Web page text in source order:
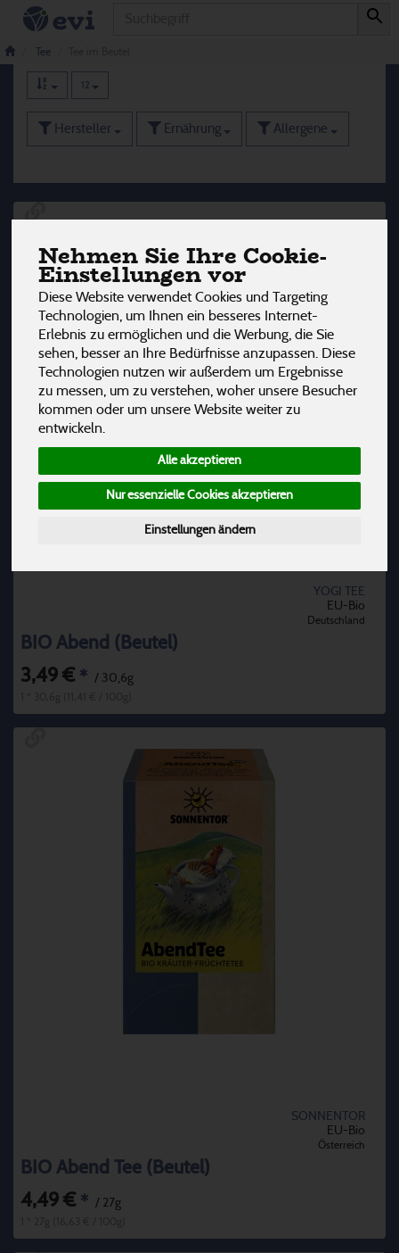
Nehmen Sie Ihre Cookie-
Einstellungen vor
Diese Website verwendet Cookies und Targeting
Technologien, um Ihnen ein besseres Internet-
Erlebnis zu ermöglichen und die Werbung, die Sie
sehen, besser an Ihre Bedürfnisse anzupassen. Diese
Technologien nutzen wir außerdem um Ergebnisse
zu messen, um zu verstehen, woher unsere Besucher
kommen oder um unsere Website weiter zu
entwickeln.
Alle akzeptieren
Nur essenzielle Cookies akzeptieren
Einstellungen ändern
Tee
Tee im Beutel
12
Hersteller Ernährung Allergene
YOGI TEE
EU-Bio
Deutschland
BIO Abend (Beutel)
3,49 € * / 30,6g
SONNENTOR
EU-Bio
Österreich
BIO Abend Tee (Beutel)
4,49 € * / 27g